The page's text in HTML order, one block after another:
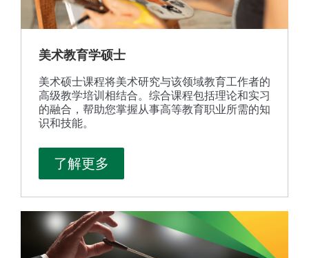
美术教育学硕士
美术硕士课程将美术研究与该领域教育工作者的
高级教学培训相结合。综合课程包括理论和实习
的融合，帮助您掌握从事高等教育职业所需的知
识和技能。
了解更多